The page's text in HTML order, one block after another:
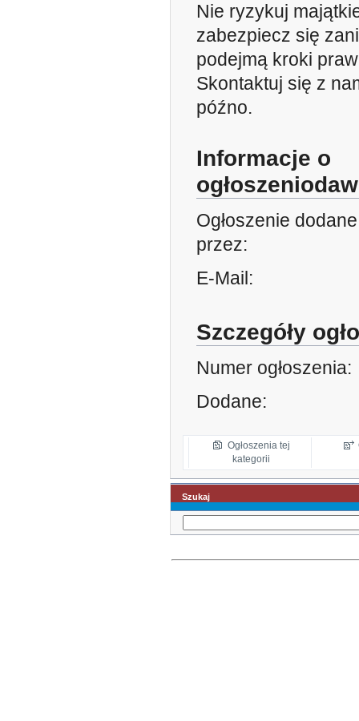
Nie ryzykuj
zabezpiecz się
podejmą kroki
Skontaktuj się z
późno.
Informacje o
Ogłoszenie dodane
przez:
E-Mail:
Szczegóły
Numer ogłoszenia:
Dodane:
Ogłoszenia tej
kategorii
Szukaj